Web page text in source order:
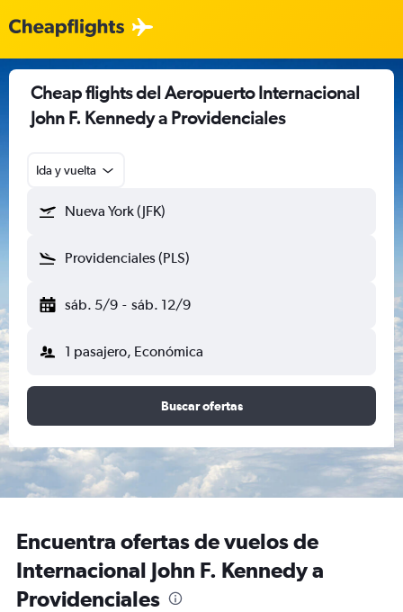
Cheap flights del Aeropuerto Internacional
John F. Kennedy a Providenciales
Ida y vuelta
Nueva York (JFK)
Providenciales (PLS)
sáb. 5/9 - sáb. 12/9
1 pasajero, Económica
Buscar ofertas
Encuentra ofertas de vuelos de
Internacional John F. Kennedy a
Providenciales